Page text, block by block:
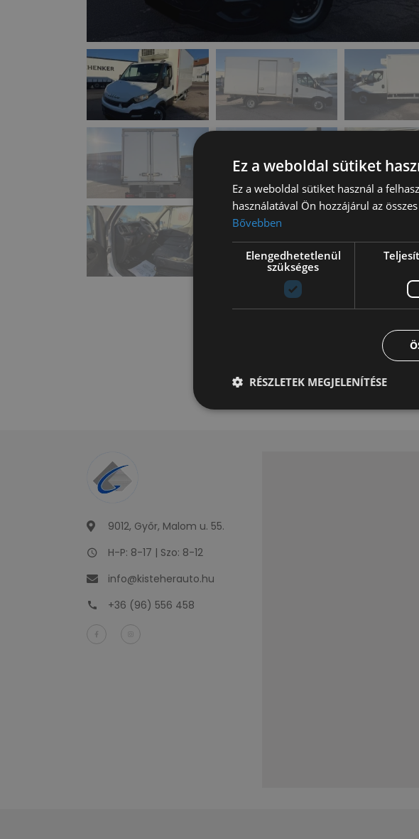
9012, Győr, Malom u. 55.
H-P: 8-17 | Szo: 8-12
info@kisteherauto.hu
+36 (96) 556 458
Ez a weboldal sütiket
Ez a weboldal sütiket használ a
használatával Ön hozzájárul az
Bővebben
Elengedhetetlenül
szükséges
RÉSZLETEK MEGJELENÍTÉSE